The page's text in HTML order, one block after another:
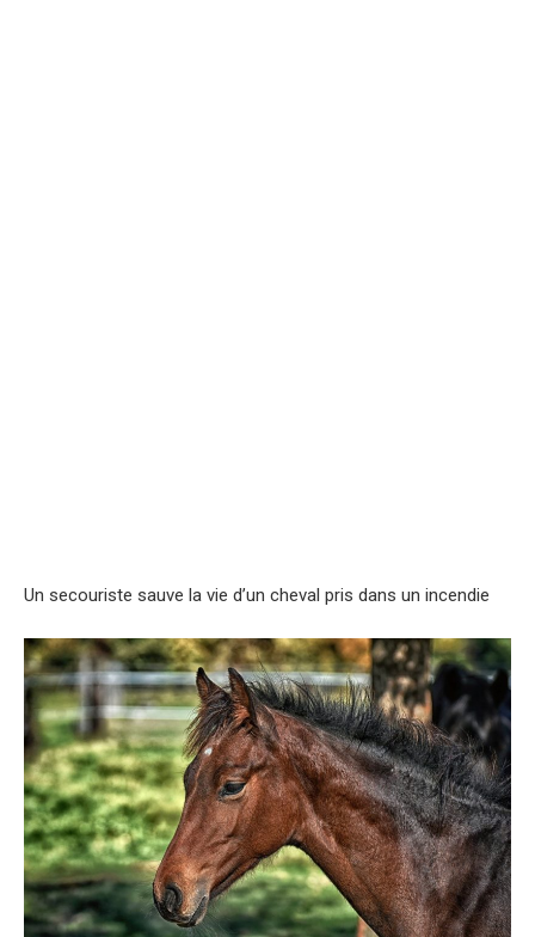
Un secouriste sauve la vie d’un cheval pris dans un incendie